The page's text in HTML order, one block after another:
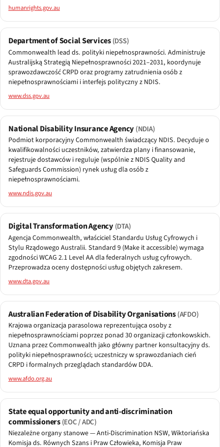
humanrights.gov.au
Department of Social Services(DSS)
Commonwealth lead ds. polityki niepełnosprawności. Administruje
Australijską Strategią Niepełnosprawności 2021–2031, koordynuje
sprawozdawczość CRPD oraz programy zatrudnienia osób z
niepełnosprawnościami i interfejs polityczny z NDIS.
www.dss.gov.au
National Disability Insurance Agency(NDIA)
Podmiot korporacyjny Commonwealth świadczący NDIS. Decyduje o
kwalifikowalności uczestników, zatwierdza plany i finansowanie,
rejestruje dostawców i reguluje (wspólnie z NDIS Quality and
Safeguards Commission) rynek usług dla osób z
niepełnosprawnościami.
www.ndis.gov.au
Digital Transformation Agency(DTA)
Agencja Commonwealth, właściciel Standardu Usług Cyfrowych i
Stylu Rządowego Australii. Standard 9 (Make it accessible) wymaga
zgodności WCAG 2.1 Level AA dla federalnych usług cyfrowych.
Przeprowadza oceny dostępności usług objętych zakresem.
www.dta.gov.au
Australian Federation of Disability Organisations(AFDO)
Krajowa organizacja parasolowa reprezentująca osoby z
niepełnosprawnościami poprzez ponad 30 organizacji członkowskich.
Uznana przez Commonwealth jako główny partner konsultacyjny ds.
polityki niepełnosprawności; uczestniczy w sprawozdaniach cień
CRPD i formalnych przeglądach standardów DDA.
www.afdo.org.au
State equal opportunity and anti-discrimination
commissioners(EOC / ADC)
Niezależne organy stanowe — Anti-Discrimination NSW, Wiktoriańska
Komisja ds. Równych Szans i Praw Człowieka, Komisja Praw